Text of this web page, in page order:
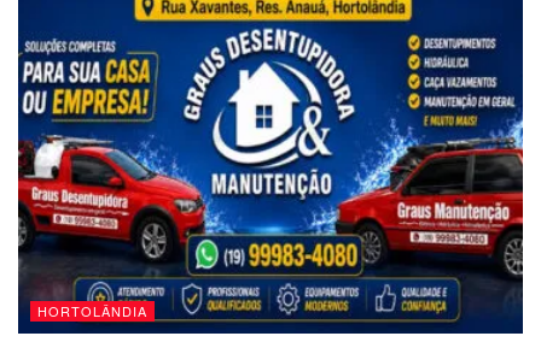
HORTOLÂNDIA